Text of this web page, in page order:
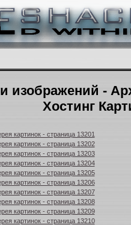
изображений -
Хостинг
картинок - страница 13201
картинок - страница 13202
картинок - страница 13203
картинок - страница 13204
картинок - страница 13205
картинок - страница 13206
картинок - страница 13207
картинок - страница 13208
картинок - страница 13209
картинок - страница 13210